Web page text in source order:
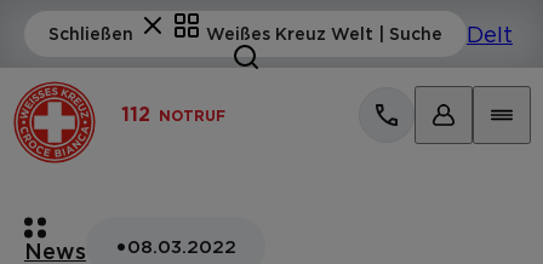
112 NOTRUF
News •08.03.2022